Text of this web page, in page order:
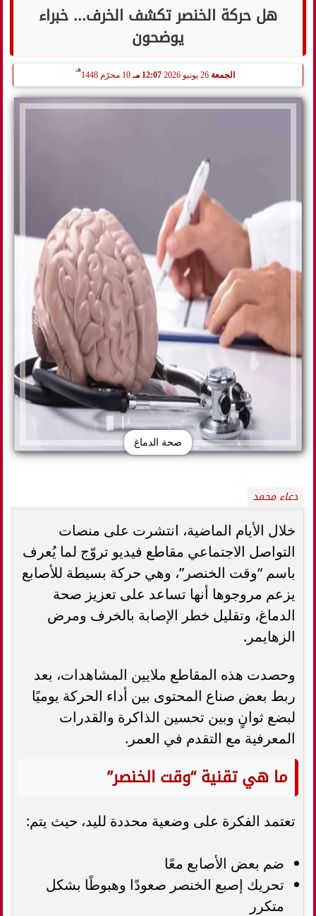
هل حركة الخنصر تكشف الخرف... خبراء
يوضحون
الجمعة 12:07 مـ 10 محرّم 1448
هـ
صحة الدماغ
دعاء محمد
خلال الأيام الماضية، انتشرت على منصات
التواصل الاجتماعي مقاطع فيديو تروّج لما يُعرف
باسم “وقت الخنصر”، وهي حركة بسيطة للأصابع
يزعم مروجوها أنها تساعد على تعزيز صحة
الدماغ، وتقليل خطر الإصابة بالخرف ومرض
الزهايمر.
وحصدت هذه المقاطع ملايين المشاهدات، بعد
ربط بعض صناع المحتوى بين أداء الحركة يوميًا
لبضع ثوانٍ وبين تحسين الذاكرة والقدرات
المعرفية مع التقدم في العمر.
ما هي تقنية “وقت الخنصر”
تعتمد الفكرة على وضعية محددة لليد، حيث يتم:
ضم بعض الأصابع معًا
تحريك إصبع الخنصر صعودًا وهبوطًا بشكل
متكرر